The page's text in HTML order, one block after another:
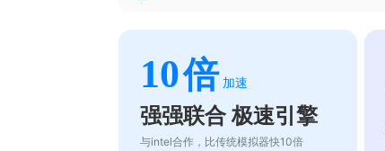
10倍 加速
强强联合 极速引擎
与intel合作，比传统模拟器快10倍